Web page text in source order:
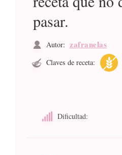
pasar.
Autor: zafranelas
Claves de receta:
Dificultad: